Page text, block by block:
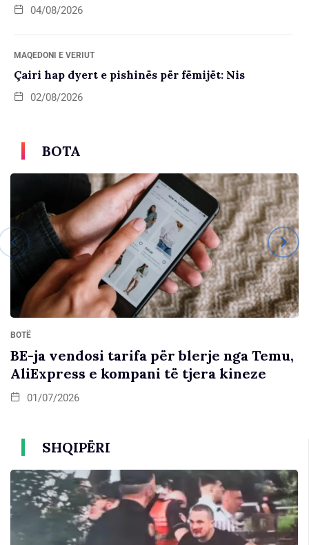
04/08/2026
MAQEDONI E VERIUT
Çairi hap dyert e pishinës për fëmijët: Nis
02/08/2026
BOTA
BOTË
BE-ja vendosi tarifa për blerje nga Temu,
AliExpress e kompani të tjera kineze
01/07/2026
SHQIPËRI